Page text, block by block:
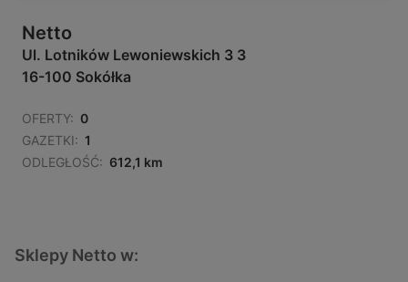
Netto
Ul. Lotników Lewoniewskich 3 3
16-100 Sokółka
OFERTY: 0
GAZETKI: 1
ODLEGŁOŚĆ: 612,1 km
Sklepy Netto w: